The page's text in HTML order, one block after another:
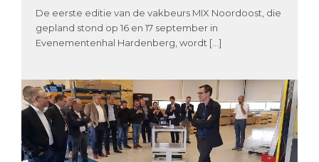
De eerste editie van de vakbeurs MIX Noordoost, die
gepland stond op 16 en 17 september in
Evenementenhal Hardenberg, wordt […]